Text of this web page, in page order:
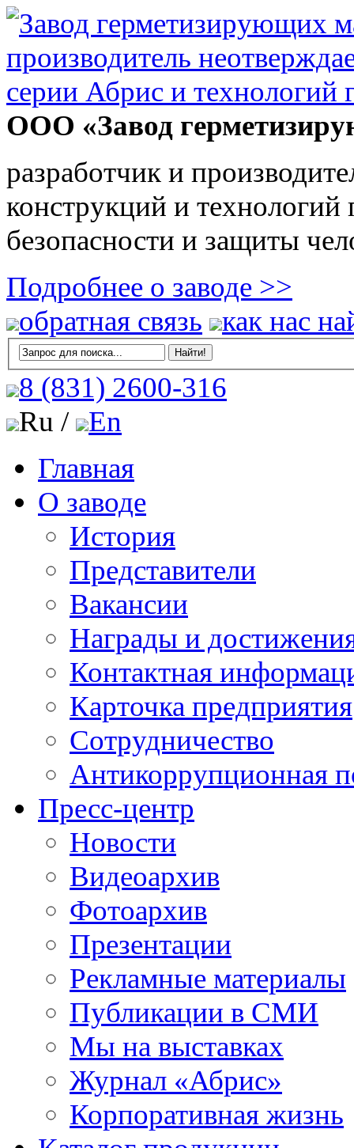
ООО «Завод
разработчик и
конструкций и
безопасности и защиты
Подробнее о заводе >>
обратная связь
как нас
8 (831) 2600-316
Ru /
En
Главная
О заводе
История
Представители
Вакансии
Награды и
Контактная
Карточка предприятия
Сотрудничество
Антикоррупционная
Пресс-центр
Новости
Видеоархив
Фотоархив
Презентации
Рекламные материалы
Публикации в СМИ
Мы на выставках
Журнал «Абрис»
Корпоративная жизнь